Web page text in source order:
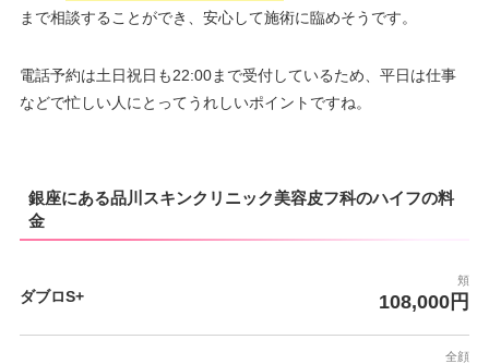
まで相談することができ、安心して施術に臨めそうです。
電話予約は土日祝日も22:00まで受付しているため、平日は仕事
などで忙しい人にとってうれしいポイントですね。
銀座にある品川スキンクリニック美容皮フ科のハイフの料
金
ダブロS+
頬
108,000円
全顔